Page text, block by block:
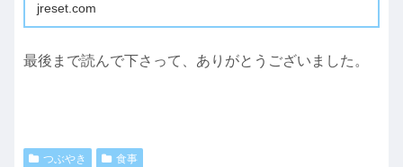
jreset.com
最後まで読んで下さって、ありがとうございました。
つぶやき 食事